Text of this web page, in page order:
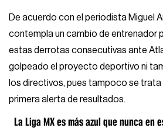
De acuerdo con el periodista Miguel
contempla un cambio de entrenador
estas derrotas consecutivas ante
golpeado el proyecto deportivo ni
los directivos, pues tampoco se trata
primera alerta de resultados.
La Liga MX es más azul que nunca en